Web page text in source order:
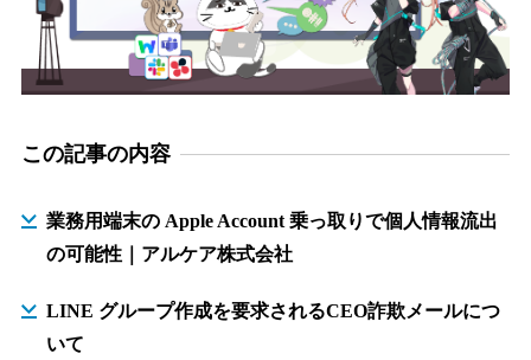
この記事の内容
業務用端末の Apple Account 乗っ取りで個人情報流出
の可能性｜アルケア株式会社
LINE グループ作成を要求されるCEO詐欺メールにつ
いて